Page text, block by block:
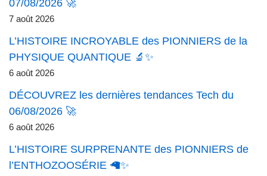
07/08/2026 🚀
7 août 2026
L’HISTOIRE INCROYABLE des PIONNIERS de la
PHYSIQUE QUANTIQUE 🔬✨
6 août 2026
DÉCOUVREZ les dernières tendances Tech du
06/08/2026 🚀
6 août 2026
L’HISTOIRE SURPRENANTE des PIONNIERS de
l’ENTHOZOOSÉRIE 🦙✨